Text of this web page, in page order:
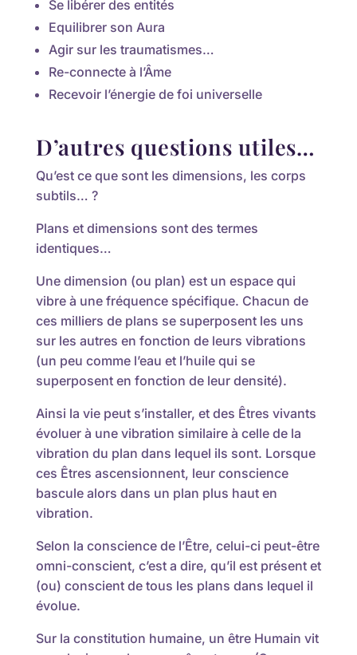
Se libérer des entités
Equilibrer son Aura
Agir sur les traumatismes…
Re-connecte à l’Âme
Recevoir l’énergie de foi universelle
D’autres questions utiles…
Qu’est ce que sont les dimensions, les corps
subtils… ?
Plans et dimensions sont des termes
identiques…
Une dimension (ou plan) est un espace qui
vibre à une fréquence spécifique. Chacun de
ces milliers de plans se superposent les uns
sur les autres en fonction de leurs vibrations
(un peu comme l’eau et l’huile qui se
superposent en fonction de leur densité).
Ainsi la vie peut s’installer, et des Êtres vivants
évoluer à une vibration similaire à celle de la
vibration du plan dans lequel ils sont. Lorsque
ces Êtres ascensionnent, leur conscience
bascule alors dans un plan plus haut en
vibration.
Selon la conscience de l’Être, celui-ci peut-être
omni-conscient, c’est a dire, qu’il est présent et
(ou) conscient de tous les plans dans lequel il
évolue.
Sur la constitution humaine, un être Humain vit